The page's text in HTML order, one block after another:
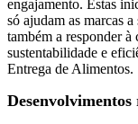
engajamento. Estas
só ajudam as marcas
também a responder à
sustentabilidade e
Entrega de Alimentos.
Desenvolvimentos